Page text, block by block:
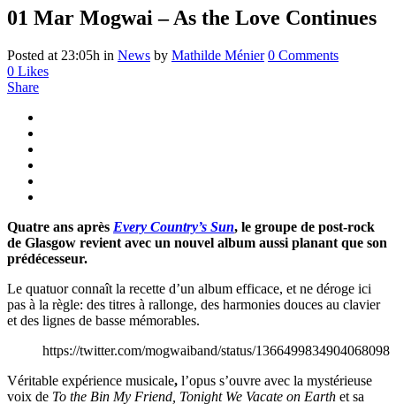
01 Mar Mogwai – As the Love Continues
Posted at 23:05h in News by Mathilde Ménier 0 Comments
0 Likes
Share
Quatre ans après Every Country’s Sun, le groupe de post-rock
de Glasgow revient avec un nouvel album aussi planant que son
prédécesseur.
Le quatuor connaît la recette d’un album efficace, et ne déroge ici
pas à la règle: des titres à rallonge, des harmonies douces au clavier
et des lignes de basse mémorables.
https://twitter.com/mogwaiband/status/1366499834904068098
Véritable expérience musicale, l’opus s’ouvre avec la mystérieuse
voix de To the Bin My Friend, Tonight We Vacate on Earth et sa